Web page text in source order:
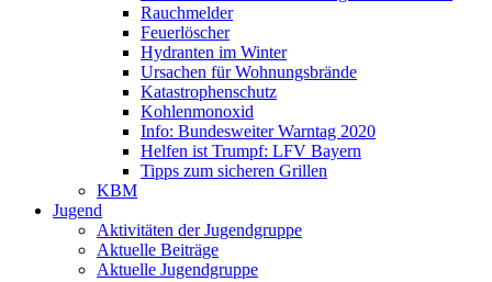
Rauchmelder
Feuerlöscher
Hydranten im Winter
Ursachen für Wohnungsbrände
Katastrophenschutz
Kohlenmonoxid
Info: Bundesweiter Warntag 2020
Helfen ist Trumpf: LFV Bayern
Tipps zum sicheren Grillen
KBM
Jugend
Aktivitäten der Jugendgruppe
Aktuelle Beiträge
Aktuelle Jugendgruppe